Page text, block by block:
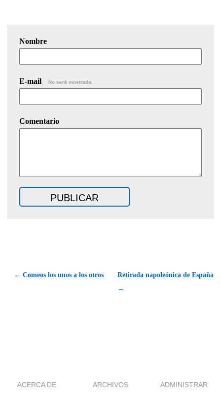
Nombre
E-mail No será mostrado.
Comentario
← Comeos los unos a los otros
Retirada napoleónica de España
→
ACERCA DE ARCHIVOS ADMINISTRAR